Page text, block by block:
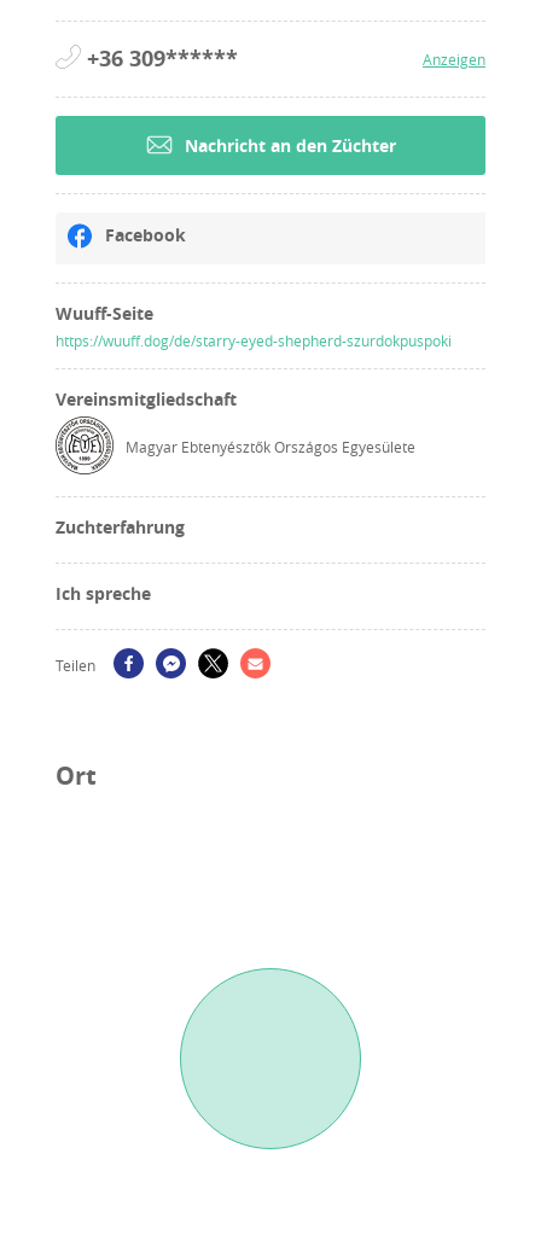
+36 309****** Anzeigen
Nachricht an den Züchter
Facebook
Wuuff-Seite
https://wuuff.dog/de/starry-eyed-shepherd-szurdokpuspoki
Vereinsmitgliedschaft
Magyar Ebtenyésztők Országos Egyesülete
Zuchterfahrung
Ich spreche
Teilen
Ort